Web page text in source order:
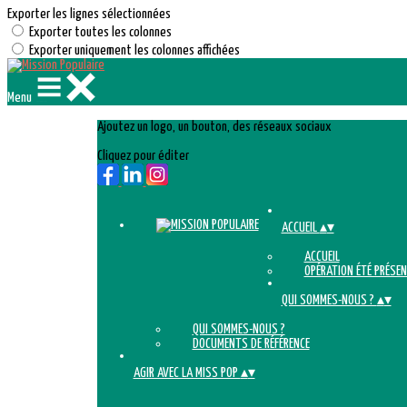
Exporter les lignes sélectionnées
Exporter toutes les colonnes
Exporter uniquement les colonnes affichées
Menu
Ajoutez un logo, un bouton, des réseaux sociaux
Cliquez pour éditer
ACCUEIL ▴▾
ACCUEIL
OPÉRATION ÉTÉ
QUI SOMMES-NOUS ? ▴▾
QUI SOMMES-NOUS ?
DOCUMENTS DE RÉFÉRENCE
AGIR AVEC LA MISS POP ▴▾